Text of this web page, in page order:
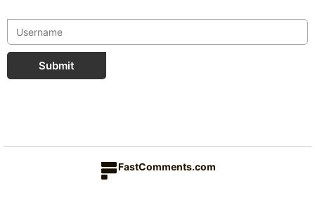
Submit
FastComments.com